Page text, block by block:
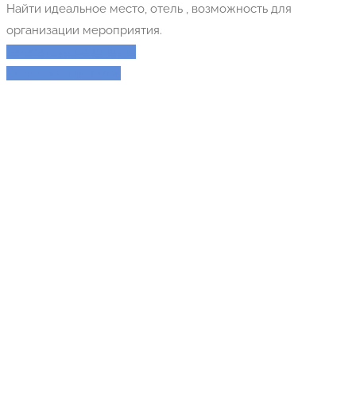
Найти идеальное место, отель , возможность для
организации мероприятия.